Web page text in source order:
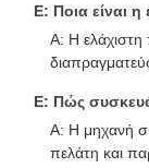
Ε: Ποια είναι
Α: Η ελάχιστη
Ε: Πώς
Α: Η μηχανή
πελάτη και